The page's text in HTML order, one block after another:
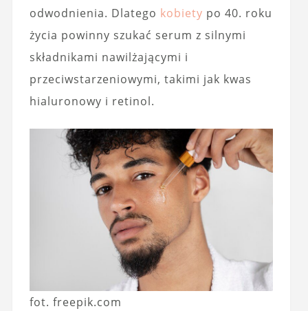
odwodnienia. Dlatego kobiety po 40. roku
życia powinny szukać serum z silnymi
składnikami nawilżającymi i
przeciwstarzeniowymi, takimi jak kwas
hialuronowy i retinol.
fot. freepik.com